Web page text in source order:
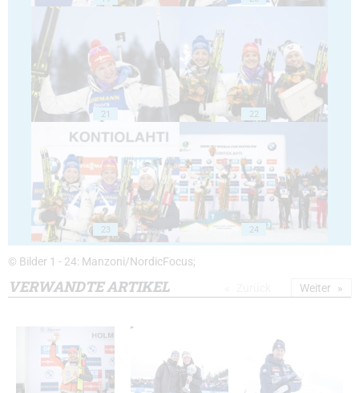
21 22
23 24
© Bilder 1 - 24: Manzoni/NordicFocus;
VERWANDTE ARTIKEL Weiter